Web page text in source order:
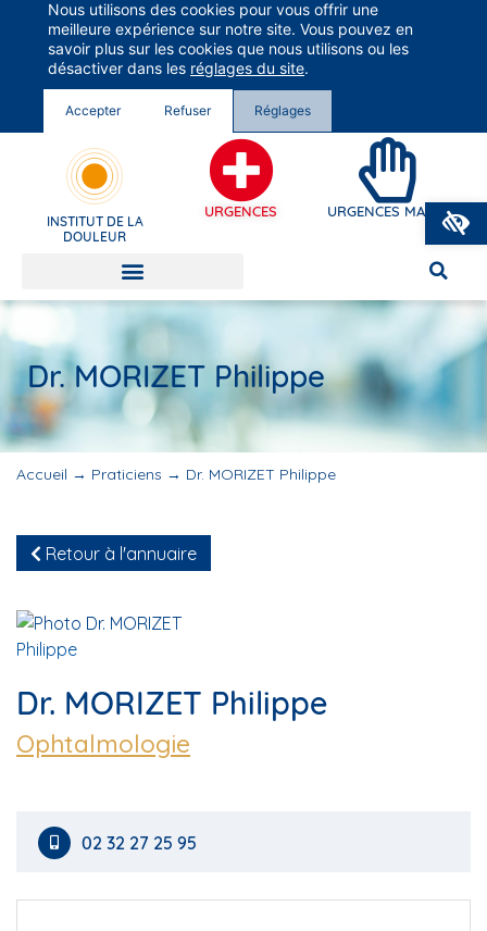
Groupe Vivalto Santé
Entre nous, la vie
INSTITUT DE LA
DOULEUR
URGENCES URGENCES MAINS
Dr. MORIZET Philippe
Accueil → Praticiens → Dr. MORIZET Philippe
Retour à l'annuaire
Dr. MORIZET Philippe
Ophtalmologie
02 32 27 25 95
Nous utilisons des cookies pour vous offrir une
meilleure expérience sur notre site. Vous pouvez en
savoir plus sur les cookies que nous utilisons ou les
désactiver dans les réglages du site.
Accepter Refuser Réglages